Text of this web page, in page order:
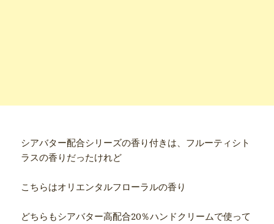
シアバター配合シリーズの香り付きは、フルーティシト
ラスの香りだったけれど
こちらはオリエンタルフローラルの香り
どちらもシアバター高配合20％ハンドクリームで使って